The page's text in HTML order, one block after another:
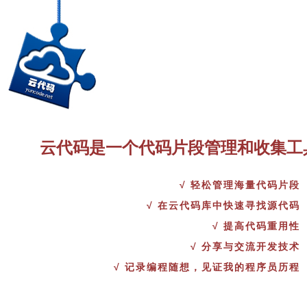
云代码是一个代码片段管理和收集工
√ 轻松管理海量代码片段
√ 在云代码库中快速寻找源代码
√ 提高代码重用性
√ 分享与交流开发技术
√ 记录编程随想，见证我的程序员历程